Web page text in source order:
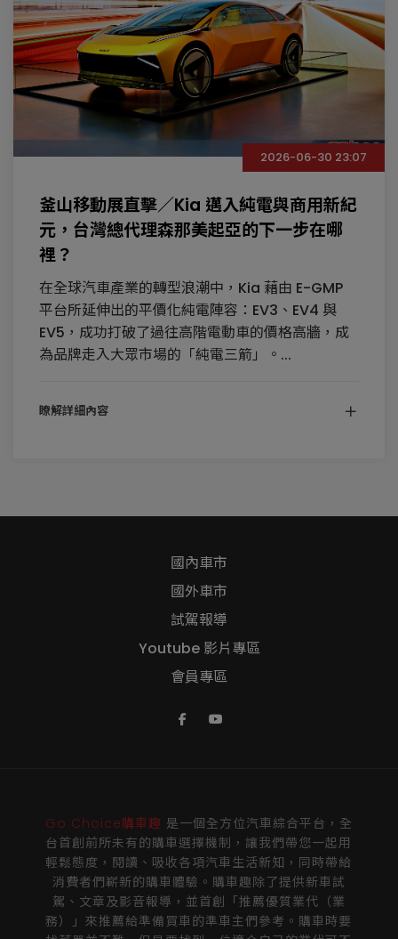
2026-06-30 23:07
釜山移動展直擊／Kia 邁入純電與商用新紀
元，台灣總代理森那美起亞的下一步在哪
裡？
在全球汽車產業的轉型浪潮中，Kia 藉由 E-GMP
平台所延伸出的平價化純電陣容：EV3、EV4 與
EV5，成功打破了過往高階電動車的價格高牆，成
為品牌走入大眾市場的「純電三箭」。...
瞭解詳細內容
國內車市
國外車市
試駕報導
Youtube 影片專區
會員專區
Go Choice購車趣 是一個全方位汽車綜合平台，全
台首創前所未有的購車選擇機制，讓我們帶您一起用
輕鬆態度，閱讀、吸收各項汽車生活新知，同時帶給
消費者們嶄新的購車體驗。購車趣除了提供新車試
駕、文章及影音報導，並首創「推薦優質業代（業
務）」來推薦給準備買車的準車主們參考。購車時要